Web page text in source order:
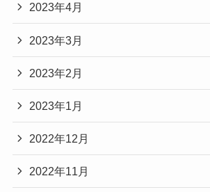
2023年4月
2023年3月
2023年2月
2023年1月
2022年12月
2022年11月